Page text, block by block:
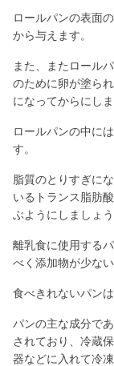
ロールパンの表面
から与えます。
また、またロール
のために卵が塗ら
になってからにしま
ロールパンの中に
す。
脂質のとりすぎに
いるトランス脂肪
ぶようにしましょう
離乳食に使用する
べく添加物が少な
食べきれないパン
パンの主な成分で
されており、冷蔵
器などに入れて冷